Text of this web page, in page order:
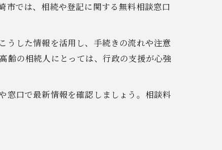
市では、相続や登記に関する無料相談窓口
うした情報を活用し、手続きの流れや注意
齢の相続人にとっては、行政の支援が心強
窓口で最新情報を確認しましょう。相談料